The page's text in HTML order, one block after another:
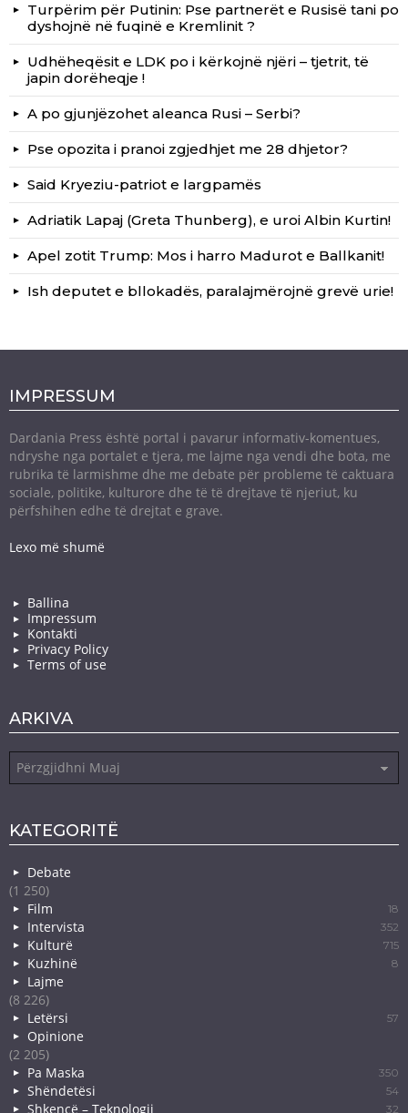
Turpërim për Putinin: Pse partnerët e Rusisë tani po
dyshojnë në fuqinë e Kremlinit ?
Udhëheqësit e LDK po i kërkojnë njëri – tjetrit, të
japin dorëheqje !
A po gjunjëzohet aleanca Rusi – Serbi?
Pse opozita i pranoi zgjedhjet me 28 dhjetor?
Said Kryeziu-patriot e largpamës
Adriatik Lapaj (Greta Thunberg), e uroi Albin Kurtin!
Apel zotit Trump: Mos i harro Madurot e Ballkanit!
Ish deputet e bllokadës, paralajmërojnë grevë urie!
IMPRESSUM
Dardania Press është portal i pavarur informativ-komentues,
ndryshe nga portalet e tjera, me lajme nga vendi dhe bota, me
rubrika të larmishme dhe me debate për probleme të caktuara
sociale, politike, kulturore dhe të të drejtave të njeriut, ku
përfshihen edhe të drejtat e grave.
Lexo më shumë
Ballina
Impressum
Kontakti
Privacy Policy
Terms of use
ARKIVA
KATEGORITË
Debate
(1 250)
Film
18
Intervista 352
Kulturë 715
Kuzhinë 8
Lajme
(8 226)
Letërsi
57
Opinione
(2 205)
Pa Maska
350
Shëndetësi 54
Shkencë – Teknologji 32